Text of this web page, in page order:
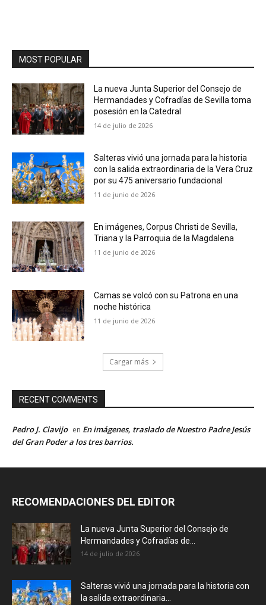
MOST POPULAR
La nueva Junta Superior del Consejo de
Hermandades y Cofradías de Sevilla toma
posesión en la Catedral
14 de julio de 2026
Salteras vivió una jornada para la historia
con la salida extraordinaria de la Vera Cruz
por su 475 aniversario fundacional
11 de junio de 2026
En imágenes, Corpus Christi de Sevilla,
Triana y la Parroquia de la Magdalena
11 de junio de 2026
Camas se volcó con su Patrona en una
noche histórica
11 de junio de 2026
Cargar más
RECENT COMMENTS
Pedro J. Clavijo en En imágenes, traslado de Nuestro Padre Jesús
del Gran Poder a los tres barrios.
RECOMENDACIONES DEL EDITOR
La nueva Junta Superior del Consejo de
Hermandades y Cofradías de...
14 de julio de 2026
Salteras vivió una jornada para la historia con
la salida extraordinaria...